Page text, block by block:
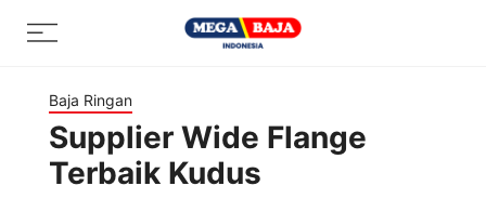
Menu
Baja Ringan
Supplier Wide Flange
Terbaik Kudus